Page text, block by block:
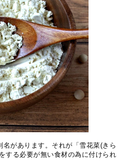
があります。それが「雪花菜(きら
する必要が無い食材の為に付けられ